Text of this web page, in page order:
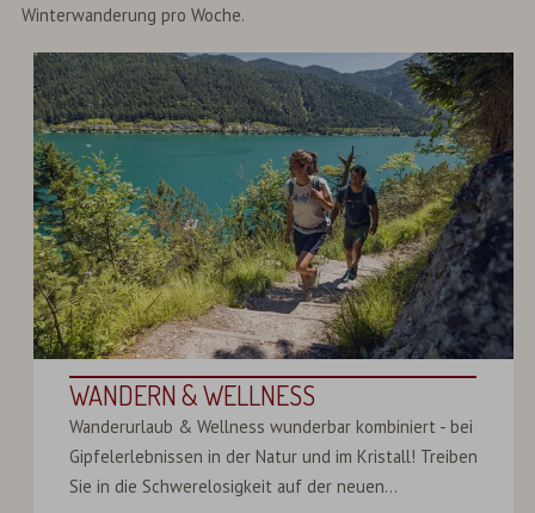
Winterwanderung pro Woche.
WANDERN & WELLNESS
Wanderurlaub & Wellness wunderbar kombiniert - bei
Gipfelerlebnissen in der Natur und im Kristall! Treiben
Sie in die Schwerelosigkeit auf der neuen...